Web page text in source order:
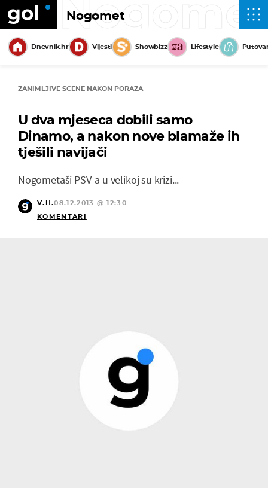
Nogomet
Dnevnik.hr Vijesti Showbizz Lifestyle
ZANIMLJIVE SCENE NAKON PORAZA
U dva mjeseca dobili samo
Dinamo, a nakon nove blamaže ih
tješili navijači
Nogometaši PSV-a u velikoj su krizi...
V.H.08.12.2013 @ 12:30
KOMENTARI